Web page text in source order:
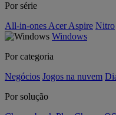
Por série
All-in-ones Acer Aspire Nitro
Windows
Por categoria
Negócios Jogos na nuvem
Por solução